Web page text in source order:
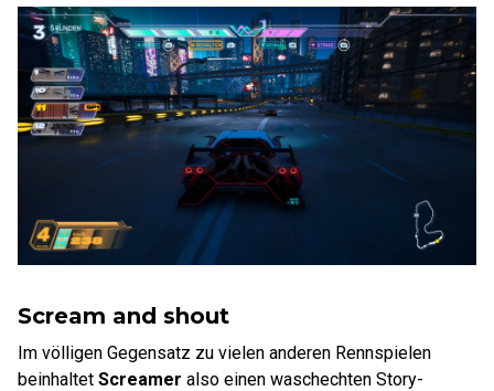
Scream and shout
Im völligen Gegensatz zu vielen anderen Rennspielen
beinhaltet Screamer also einen waschechten Story-